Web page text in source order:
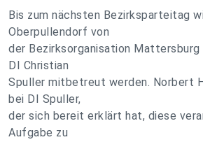
Bis zum nächsten Bezirksparteitag
Oberpullendorf von
der Bezirksorganisation Mattersburg
DI Christian
Spuller mitbetreut werden. Norbert
bei DI Spuller,
der sich bereit erklärt hat, diese
Aufgabe zu